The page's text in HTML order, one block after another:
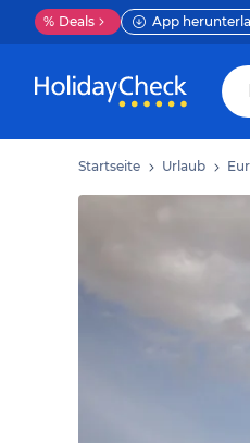
% Deals App
Startseite Urlaub